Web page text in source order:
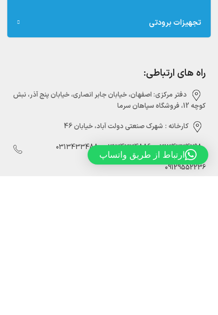
تجهیزات برودتی
راه های ارتباطی:
دفتر مرکزی:‌ اصفهان، خیابان جابر انصاری، خیابان پنج آذر، نبش
کوچه 12، فروشگاه سپاهان سرما
کارخانه : شهرک صنعتی دولت آباد، خیابان 46
03134334298
03134334886
03134334880
09129552236
ارتباط از طریق واتساپ